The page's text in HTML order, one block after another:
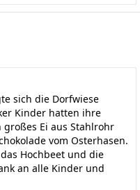
sich die Dorfwiese
Kinder hatten ihre
Ei aus Stahlrohr
vom Osterhasen.
Hochbeet und die
an alle Kinder und